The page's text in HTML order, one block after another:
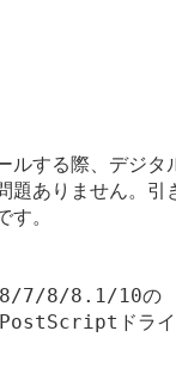
する際、デジタ
ありません。引
。
7/8/8.1/10の
ドライ